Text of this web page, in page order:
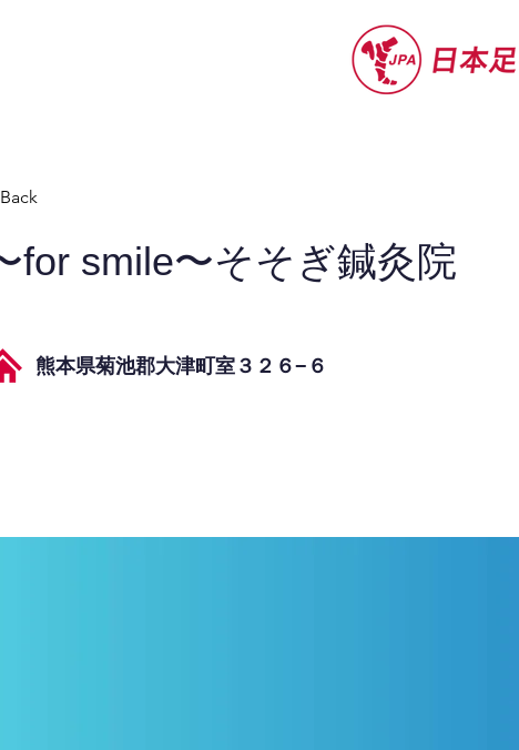
for smile〜そそぎ鍼灸院
熊本県菊池郡大津町室３２６−６